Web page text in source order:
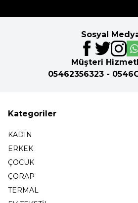
Sosyal
Müşteri
05462356323 -
Kategoriler
KADIN
ERKEK
ÇOCUK
ÇORAP
TERMAL